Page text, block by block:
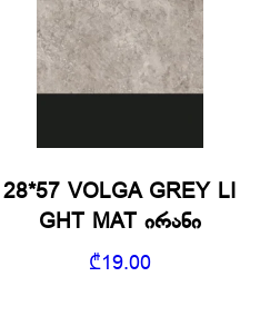
28*57 VOLGA GREY LI
GHT MAT ირანი
₾19.00